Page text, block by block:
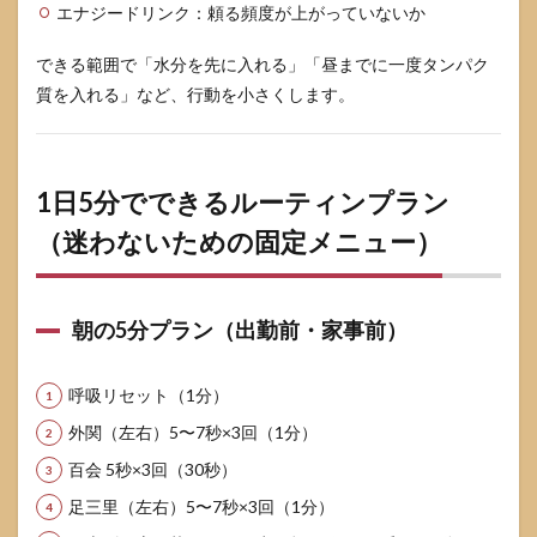
エナジードリンク：頼る頻度が上がっていないか
できる範囲で「水分を先に入れる」「昼までに一度タンパク
質を入れる」など、行動を小さくします。
1日5分でできるルーティンプラン
（迷わないための固定メニュー）
朝の5分プラン（出勤前・家事前）
呼吸リセット（1分）
外関（左右）5〜7秒×3回（1分）
百会 5秒×3回（30秒）
足三里（左右）5〜7秒×3回（1分）